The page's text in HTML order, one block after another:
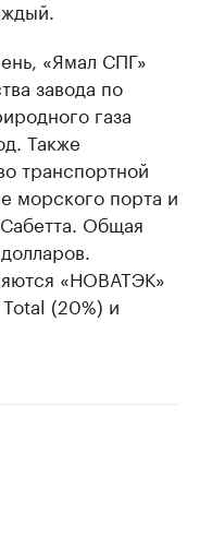
«Ямал СПГ»
завода по
газа
Также
транспортной
морского порта и
Общая
«НОВАТЭК»
(20%) и